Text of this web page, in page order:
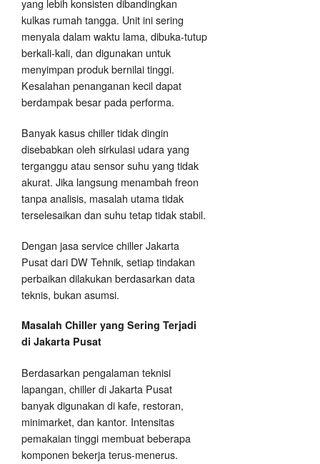
yang lebih konsisten dibandingkan
kulkas rumah tangga. Unit ini sering
menyala dalam waktu lama, dibuka-tutup
berkali-kali, dan digunakan untuk
menyimpan produk bernilai tinggi.
Kesalahan penanganan kecil dapat
berdampak besar pada performa.
Banyak kasus chiller tidak dingin
disebabkan oleh sirkulasi udara yang
terganggu atau sensor suhu yang tidak
akurat. Jika langsung menambah freon
tanpa analisis, masalah utama tidak
terselesaikan dan suhu tetap tidak stabil.
Dengan jasa service chiller Jakarta
Pusat dari DW Tehnik, setiap tindakan
perbaikan dilakukan berdasarkan data
teknis, bukan asumsi.
Masalah Chiller yang Sering Terjadi
di Jakarta Pusat
Berdasarkan pengalaman teknisi
lapangan, chiller di Jakarta Pusat
banyak digunakan di kafe, restoran,
minimarket, dan kantor. Intensitas
pemakaian tinggi membuat beberapa
komponen bekerja terus-menerus.